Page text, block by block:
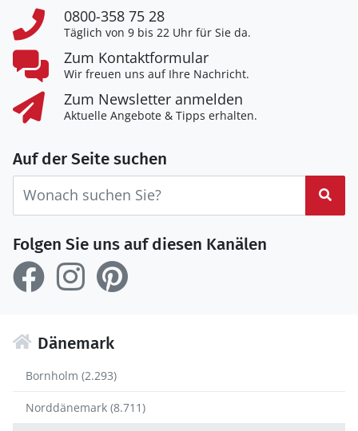
0800-358 75 28
Täglich von 9 bis 22 Uhr für Sie da.
Zum Kontaktformular
Wir freuen uns auf Ihre Nachricht.
Zum Newsletter anmelden
Aktuelle Angebote & Tipps erhalten.
Auf der Seite suchen
Folgen Sie uns auf diesen Kanälen
Dänemark
Bornholm (2.293)
Norddänemark (8.711)